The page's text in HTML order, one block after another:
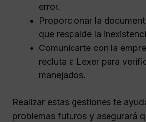
error.
Proporcionar la
que respalde la
Comunicarte con la
recluta a Lexer para
manejados.
Realizar estas gestiones te
problemas futuros y asegurará